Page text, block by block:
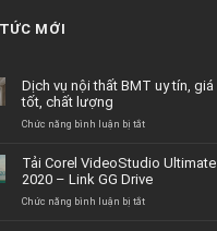
MỚI
Dịch vụ nội thất BMT uy tín, giá
tốt, chất lượng
Chức năng bình luận bị tắtở
nội
thất
BMT
Tải Corel VideoStudio Ultimate
2020 – Link GG Drive
Chức năng bình luận bị tắtở